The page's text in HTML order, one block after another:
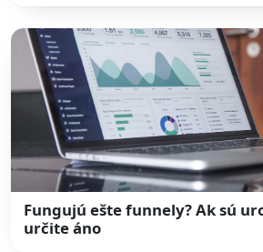
Fungujú ešte funnely? Ak sú
určite áno